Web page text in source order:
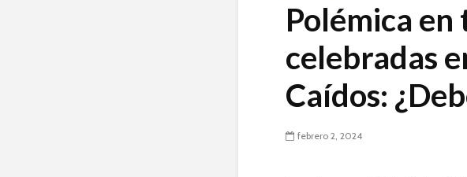
Polémica en
celebradas
Caídos:
febrero 2, 2024